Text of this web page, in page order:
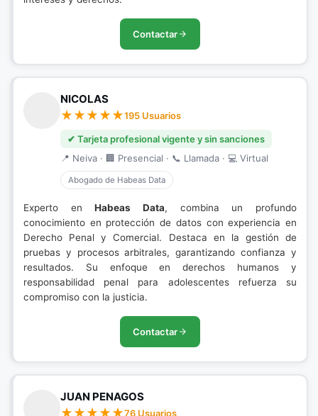
Contactar
NICOLAS
195 Usuarios
✔ Tarjeta profesional vigente y sin sanciones
📍 Neiva · 🏢 Presencial · 📞 Llamada · 💻 Virtual
Abogado de Habeas Data
Experto enHabeas Data, combina un profundo
conocimiento en protección de datos con experiencia en
Derecho Penal y Comercial. Destaca en la gestión de
pruebas y procesos arbitrales, garantizando confianza y
resultados. Su enfoque en derechos humanos y
responsabilidad penal para adolescentes refuerza su
compromiso con la justicia.
Contactar
JUAN PENAGOS
76 Usuarios